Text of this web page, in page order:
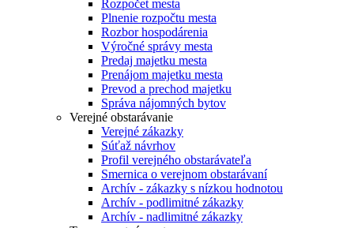
Rozpočet mesta
Plnenie rozpočtu mesta
Rozbor hospodárenia
Výročné správy mesta
Predaj majetku mesta
Prenájom majetku mesta
Prevod a prechod majetku
Správa nájomných bytov
Verejné obstarávanie
Verejné zákazky
Súťaž návrhov
Profil verejného obstarávateľa
Smernica o verejnom obstarávaní
Archív - zákazky s nízkou hodnotou
Archív - podlimitné zákazky
Archív - nadlimitné zákazky